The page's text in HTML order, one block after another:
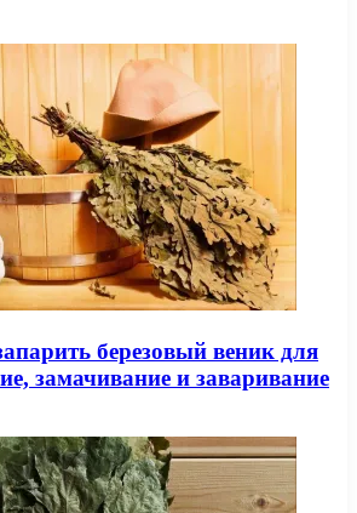
березовый веник для
замачивание и заваривание